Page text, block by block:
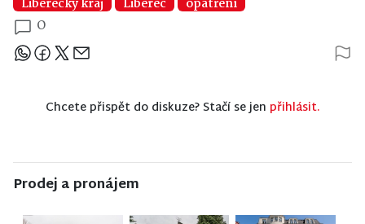
Liberecký kraj
Liberec opatření
0
Sdílejte článek
Chcete přispět do diskuze? Stačí se jen přihlásit.
Prodej a pronájem